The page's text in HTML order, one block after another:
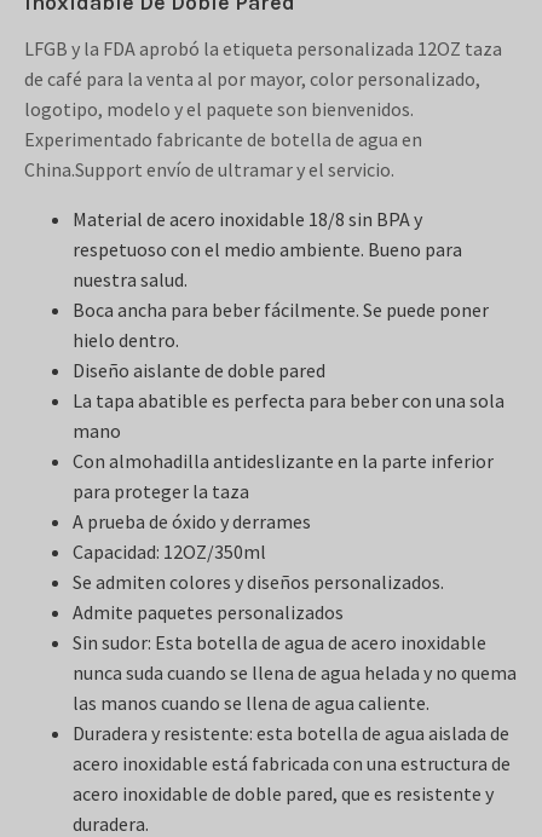
LFGB y la FDA aprobó la etiqueta personalizada 12OZ taza
de café para la venta al por mayor, color personalizado,
logotipo, modelo y el paquete son bienvenidos.
Experimentado fabricante de botella de agua en
China.Support envío de ultramar y el servicio.
Material de acero inoxidable 18/8 sin BPA y
respetuoso con el medio ambiente. Bueno para
nuestra salud.
Boca ancha para beber fácilmente. Se puede poner
hielo dentro.
Diseño aislante de doble pared
La tapa abatible es perfecta para beber con una sola
mano
Con almohadilla antideslizante en la parte inferior
para proteger la taza
A prueba de óxido y derrames
Capacidad: 12OZ/350ml
Se admiten colores y diseños personalizados.
Admite paquetes personalizados
Sin sudor: Esta botella de agua de acero inoxidable
nunca suda cuando se llena de agua helada y no quema
las manos cuando se llena de agua caliente.
Duradera y resistente: esta botella de agua aislada de
acero inoxidable está fabricada con una estructura de
acero inoxidable de doble pared, que es resistente y
duradera.